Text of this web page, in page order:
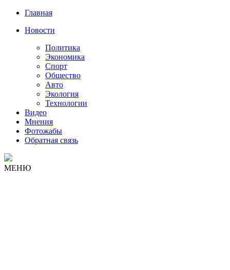
Главная
Новости
Политика
Экономика
Спорт
Общество
Авто
Экология
Технологии
Видео
Мнения
Фотожабы
Обратная связь
МЕНЮ